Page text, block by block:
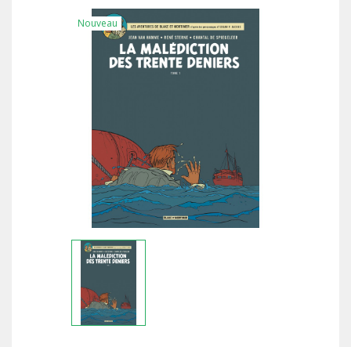
Nouveau